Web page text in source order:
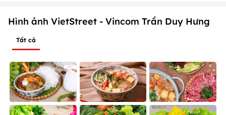
Hình ảnh VietStreet - Vincom Trần Duy Hưng
Tất cả